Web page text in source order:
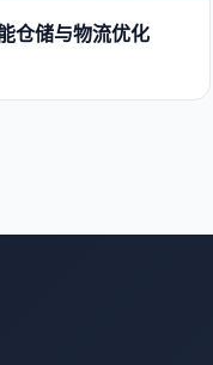
仓储与物流优化